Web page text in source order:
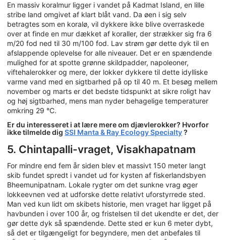
En massiv koralmur ligger i vandet på Kadmat Island, en lille
stribe land omgivet af klart blåt vand. Da øen i sig selv
betragtes som en koralø, vil dykkere ikke blive overraskede
over at finde en mur dækket af koraller, der strækker sig fra 6
m/20 fod ned til 30 m/100 fod. Lav strøm gør dette dyk til en
afslappende oplevelse for alle niveauer. Det er en spændende
mulighed for at spotte grønne skildpadder, napoleoner,
viftehalerokker og mere, der lokker dykkere til dette idylliske
varme vand med en sigtbarhed på op til 40 m. Et besøg mellem
november og marts er det bedste tidspunkt at sikre roligt hav
og høj sigtbarhed, mens man nyder behagelige temperaturer
omkring 29 °C.
Er du interesseret i at lære mere om djævlerokker? Hvorfor
ikke tilmelde dig SSI Manta & Ray Ecology Specialty?
5. Chintapalli-vraget, Visakhapatnam
For mindre end fem år siden blev et massivt 150 meter langt
skib fundet spredt i vandet ud for kysten af fiskerlandsbyen
Bheemunipatnam. Lokale rygter om det sunkne vrag øger
lokkeevnen ved at udforske dette relativt uforstyrrede sted.
Man ved kun lidt om skibets historie, men vraget har ligget på
havbunden i over 100 år, og fristelsen til det ukendte er det, der
gør dette dyk så spændende. Dette sted er kun 6 meter dybt,
så det er tilgængeligt for begyndere, men det anbefales til